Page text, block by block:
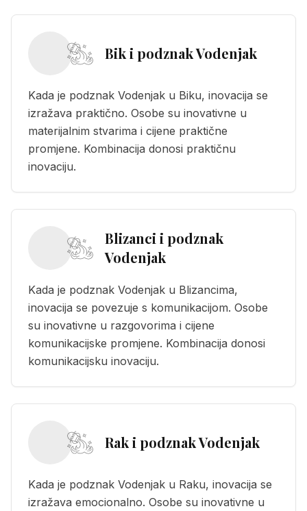
Bik i podznak Vodenjak
Kada je podznak Vodenjak u Biku, inovacija se
izražava praktično. Osobe su inovativne u
materijalnim stvarima i cijene praktične
promjene. Kombinacija donosi praktičnu
inovaciju.
Blizanci i podznak
Vodenjak
Kada je podznak Vodenjak u Blizancima,
inovacija se povezuje s komunikacijom. Osobe
su inovativne u razgovorima i cijene
komunikacijske promjene. Kombinacija donosi
komunikacijsku inovaciju.
Rak i podznak Vodenjak
Kada je podznak Vodenjak u Raku, inovacija se
izražava emocionalno. Osobe su inovativne u